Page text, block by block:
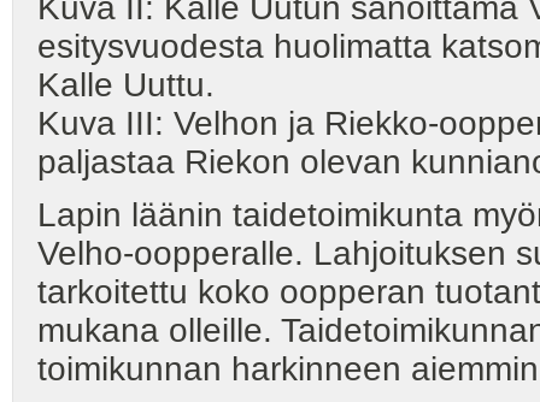
Kuva II: Kalle Uutun sanoittama
esitysvuodesta huolimatta
Kalle Uuttu.
Kuva III: Velhon ja Riekko-
paljastaa Riekon olevan
Lapin läänin taidetoimikunta
Velho-oopperalle. Lahjoituksen
tarkoitettu koko oopperan
mukana olleille.
toimikunnan harkinneen